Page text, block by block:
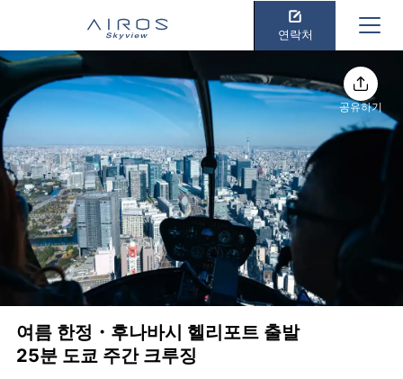
연락처
공유하기
여름 한정・후나바시 헬리포트 출발
25분 도쿄 주간 크루징